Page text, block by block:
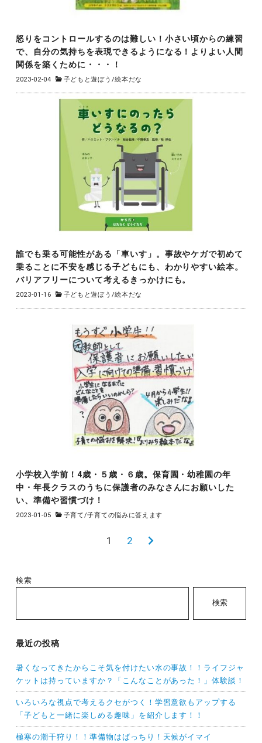
怒りをコントロールするのは難しい！小さい頃からの練習
で、自分の気持ちを表現できるようになる！よりよい人間
関係を築くために・・・！
2023-02-04 子どもと遊ぼう /絵本だな
誰でも乗る可能性がある「車いす」。事故やケガで初めて
乗ることに不安を感じる子どもにも、わかりやすい絵本。
バリアフリーについて考えるきっかけにも。
2023-01-16 子どもと遊ぼう /絵本だな
小学校入学前！4歳・５歳・６歳。保育園・幼稚園の年
中・年長クラスのうちに保護者のみなさんにお願いした
い、準備や習慣づけ！
2023-01-05 子育て/子育ての悩みに答えます
の
ペ
送
1 2
次
ー
検索
検索
最近の投稿
暑くなってきたからこそ気を付けたい水の事故！！ライフジャ
ケットは持っていますか？「こんなことがあった！」体験談！
いろいろな視点で考えるクセがつく！学習意欲もアップする
「子どもと一緒に楽しめる趣味」を紹介します！！
極寒の潮干狩り！！準備物はばっちり！天候がイマイ